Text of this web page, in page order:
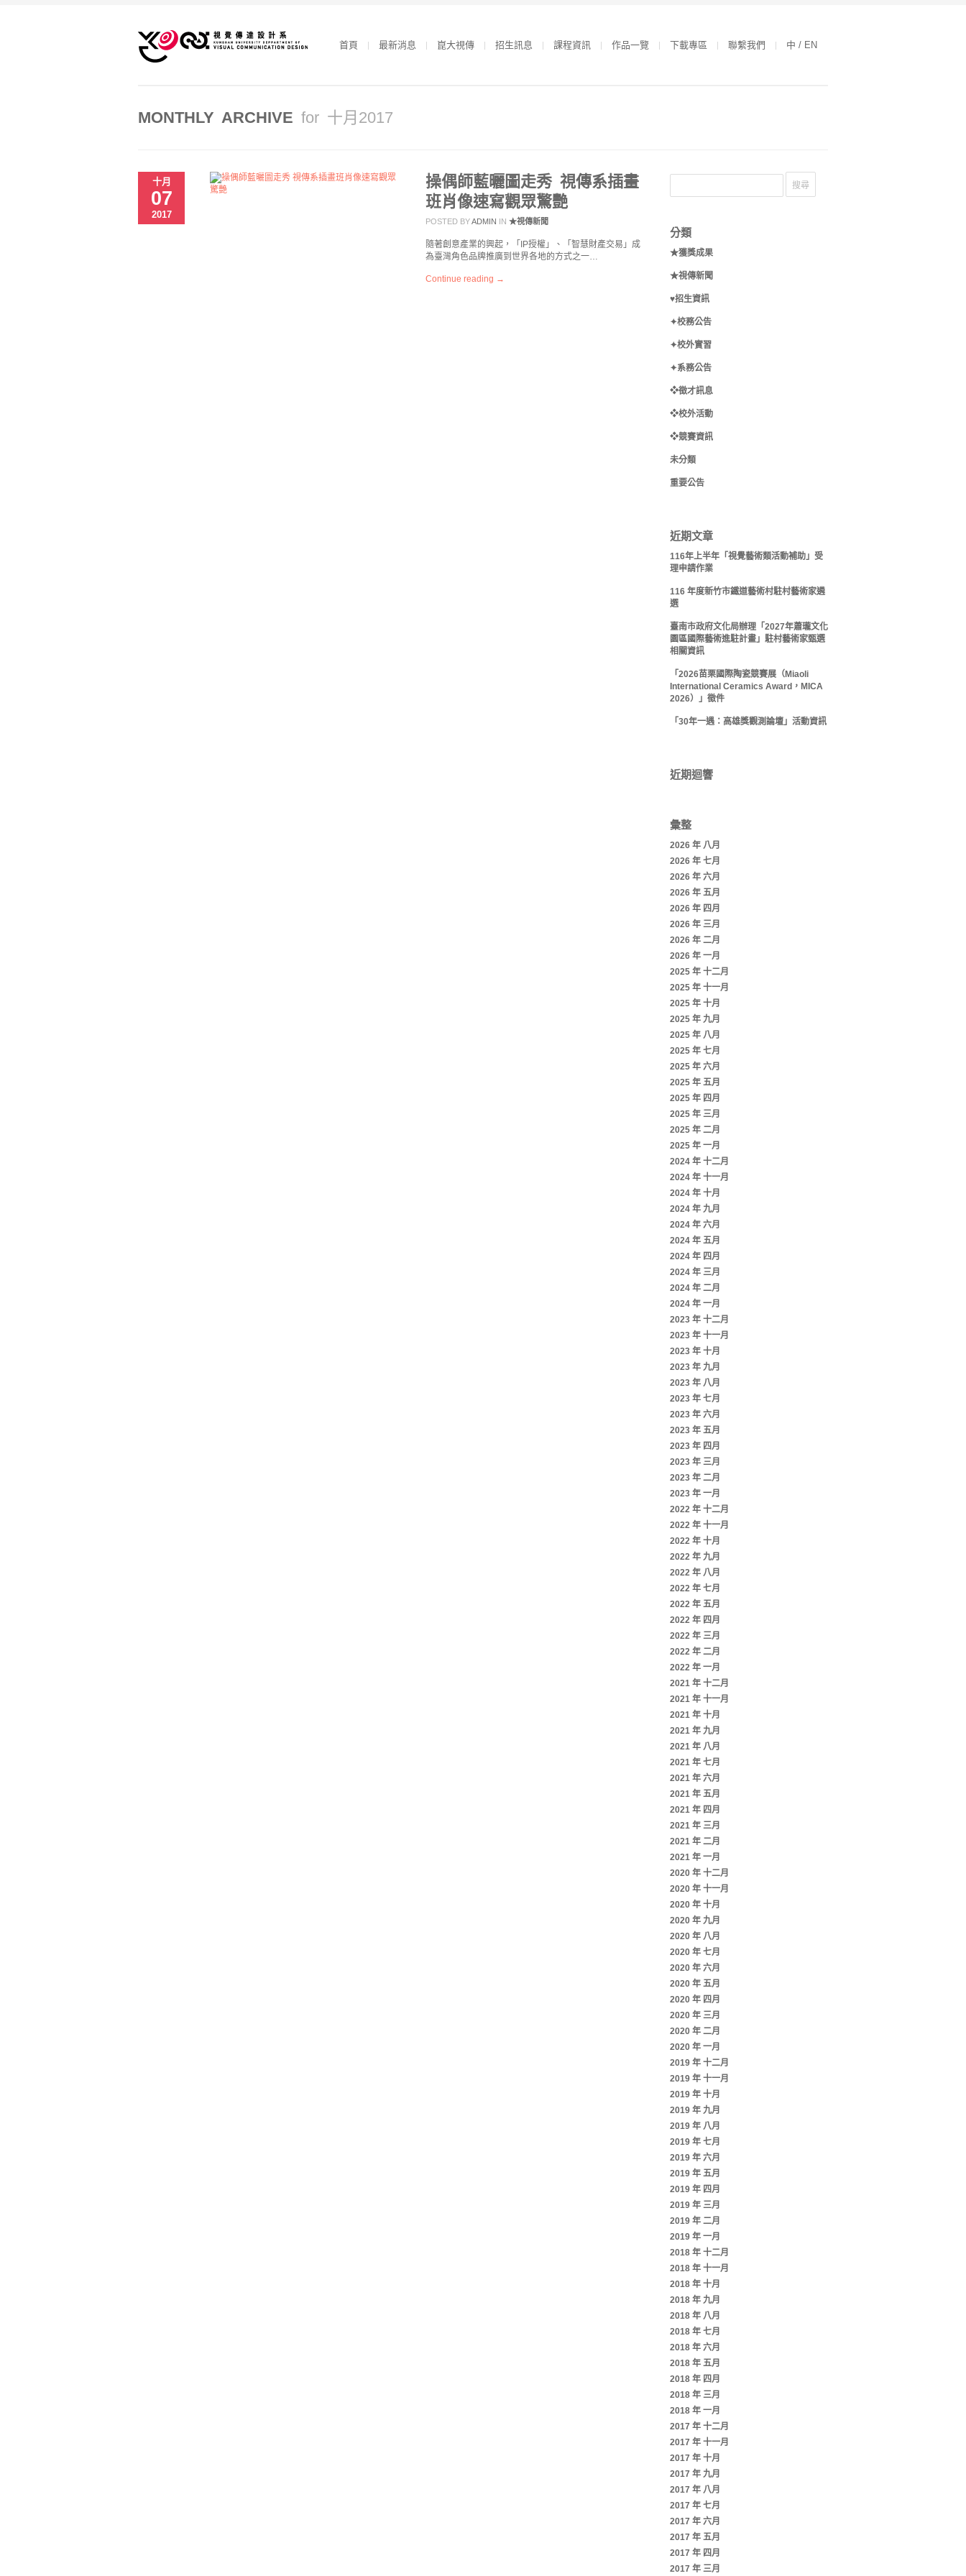
首頁 最新消息 崑大視傳 招生訊息 課程資訊 作品一覽 下載專區 聯繫我們 中 / EN
MONTHLY ARCHIVE for 十月2017
十月
07
2017
操偶師藍曬圖走秀 視傳系插畫
班肖像速寫觀眾驚艷
POSTED BYADMIN IN ★視傳新聞
隨著創意產業的興起，「IP授權」、「智慧財產交易」成
為臺灣角色品牌推廣到世界各地的方式之一…
Continue reading →
分類
★獲獎成果
★視傳新聞
♥招生資訊
✦校務公告
✦校外實習
✦系務公告
❖徵才訊息
❖校外活動
❖競賽資訊
未分類
重要公告
近期文章
116年上半年「視覺藝術類活動補助」受
理申請作業
116 年度新竹市鐵道藝術村駐村藝術家遴
選
臺南市政府文化局辦理「2027年蕭瓏文化
園區國際藝術進駐計畫」駐村藝術家甄選
相關資訊
「2026苗栗國際陶瓷競賽展（Miaoli
International Ceramics Award，MICA
2026）」徵件
「30年一遇：高雄獎觀測論壇」活動資訊
近期迴響
彙整
2026 年 八月
2026 年 七月
2026 年 六月
2026 年 五月
2026 年 四月
2026 年 三月
2026 年 二月
2026 年 一月
2025 年 十二月
2025 年 十一月
2025 年 十月
2025 年 九月
2025 年 八月
2025 年 七月
2025 年 六月
2025 年 五月
2025 年 四月
2025 年 三月
2025 年 二月
2025 年 一月
2024 年 十二月
2024 年 十一月
2024 年 十月
2024 年 九月
2024 年 六月
2024 年 五月
2024 年 四月
2024 年 三月
2024 年 二月
2024 年 一月
2023 年 十二月
2023 年 十一月
2023 年 十月
2023 年 九月
2023 年 八月
2023 年 七月
2023 年 六月
2023 年 五月
2023 年 四月
2023 年 三月
2023 年 二月
2023 年 一月
2022 年 十二月
2022 年 十一月
2022 年 十月
2022 年 九月
2022 年 八月
2022 年 七月
2022 年 五月
2022 年 四月
2022 年 三月
2022 年 二月
2022 年 一月
2021 年 十二月
2021 年 十一月
2021 年 十月
2021 年 九月
2021 年 八月
2021 年 七月
2021 年 六月
2021 年 五月
2021 年 四月
2021 年 三月
2021 年 二月
2021 年 一月
2020 年 十二月
2020 年 十一月
2020 年 十月
2020 年 九月
2020 年 八月
2020 年 七月
2020 年 六月
2020 年 五月
2020 年 四月
2020 年 三月
2020 年 二月
2020 年 一月
2019 年 十二月
2019 年 十一月
2019 年 十月
2019 年 九月
2019 年 八月
2019 年 七月
2019 年 六月
2019 年 五月
2019 年 四月
2019 年 三月
2019 年 二月
2019 年 一月
2018 年 十二月
2018 年 十一月
2018 年 十月
2018 年 九月
2018 年 八月
2018 年 七月
2018 年 六月
2018 年 五月
2018 年 四月
2018 年 三月
2018 年 一月
2017 年 十二月
2017 年 十一月
2017 年 十月
2017 年 九月
2017 年 八月
2017 年 七月
2017 年 六月
2017 年 五月
2017 年 四月
2017 年 三月